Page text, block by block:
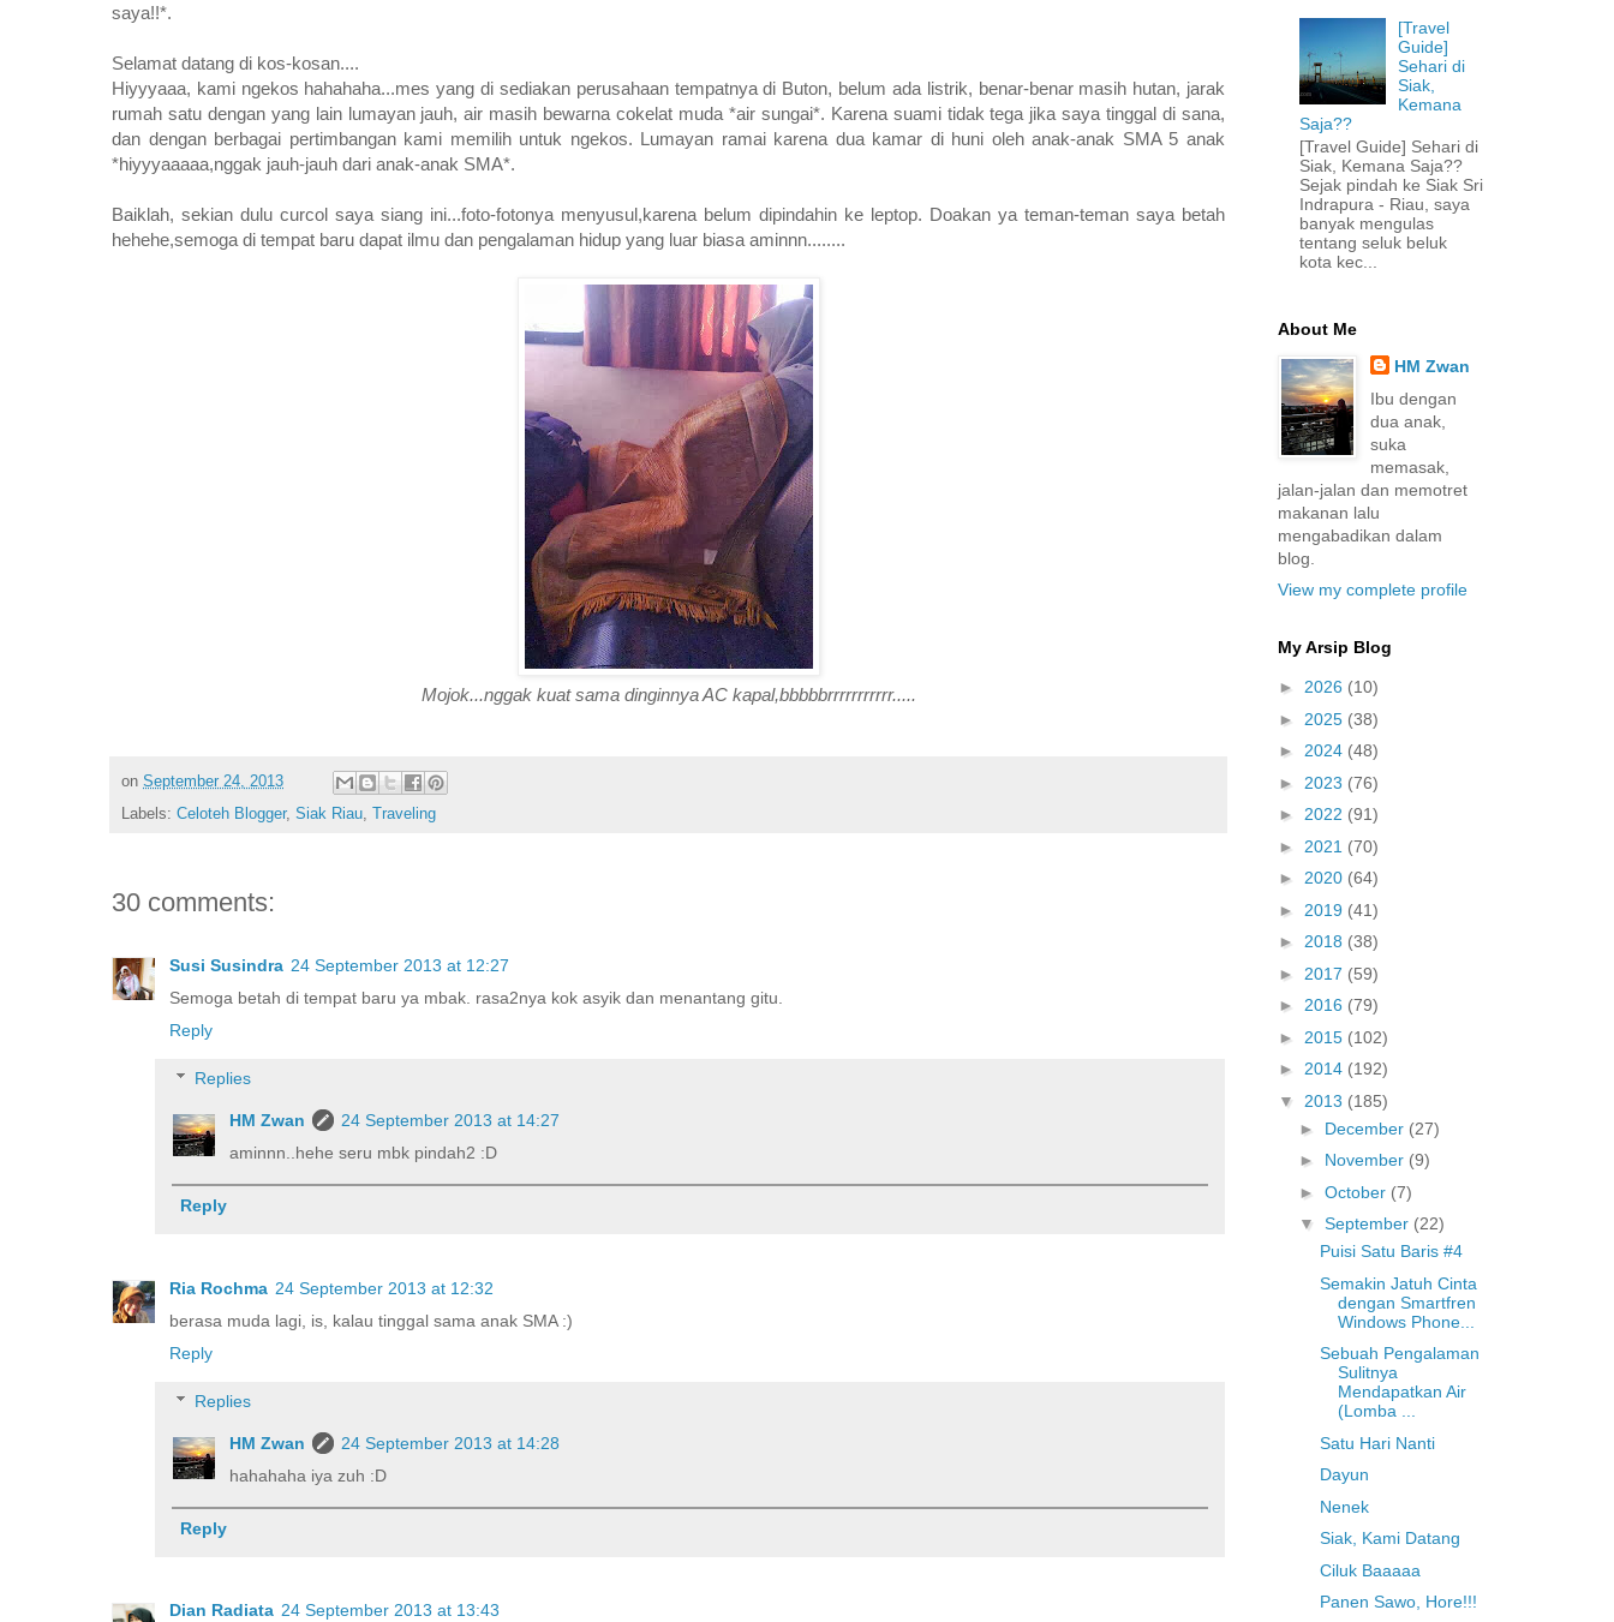
saya!!*.
Selamat datang di kos-kosan....
Hiyyyaaa, kami ngekos hahahaha...mes yang di sediakan perusahaan tempatnya di Buton, belum ada listrik, benar-benar masih hutan, jarak
rumah satu dengan yang lain lumayan jauh, air masih bewarna cokelat muda *air sungai*. Karena suami tidak tega jika saya tinggal di sana,
dan dengan berbagai pertimbangan kami memilih untuk ngekos. Lumayan ramai karena dua kamar di huni oleh anak-anak SMA 5 anak
*hiyyyaaaaa,nggak jauh-jauh dari anak-anak SMA*.
Baiklah, sekian dulu curcol saya siang ini...foto-fotonya menyusul,karena belum dipindahin ke leptop. Doakan ya teman-teman saya betah
hehehe,semoga di tempat baru dapat ilmu dan pengalaman hidup yang luar biasa aminnn........
Mojok...nggak kuat sama dinginnya AC kapal,bbbbbrrrrrrrrrrr.....
on September 24, 2013
Labels: Celoteh Blogger, Siak Riau Traveling
30 comments:
Susi Susindra 24 September 2013 at 12:27
Semoga betah di tempat baru ya mbak. rasa2nya kok asyik dan menantang gitu.
Reply
Replies
HM Zwan
24 September 2013 at 14:27
aminnn..hehe seru mbk pindah2 :D
Reply
Ria Rochma 24 September 2013 at 12:32
berasa muda lagi, is, kalau tinggal sama anak SMA :)
Reply
Replies
HM Zwan
24 September 2013 at 14:28
hahahaha iya zuh :D
Reply
Dian Radiata 24 September 2013 at 13:43
[Travel
Guide]
Sehari di
Siak,
Kemana
Saja??
[Travel Guide] Sehari di
Siak, Kemana Saja??
Sejak pindah ke Siak Sri
Indrapura - Riau, saya
banyak mengulas
tentang seluk beluk
kota kec...
About Me
HM Zwan
Ibu dengan
dua anak,
suka
memasak,
jalan-jalan dan memotret
makanan lalu
mengabadikan dalam
blog.
View my complete profile
My Arsip Blog
► 2026 (10)
► 2025 (38)
► 2024 (48)
► 2023 (76)
► 2022 (91)
► 2021 (70)
► 2020 (64)
► 2019 (41)
► 2018 (38)
► 2017 (59)
► 2016 (79)
► 2015 (102)
► 2014 (192)
▼ 2013 (185)
► December (27)
► November (9)
► October (7)
▼ September (22)
Puisi Satu Baris #4
Semakin Jatuh Cinta
dengan Smartfren
Windows Phone...
Sebuah Pengalaman
Sulitnya
Mendapatkan Air
(Lomba ...
Satu Hari Nanti
Dayun
Nenek
Siak, Kami Datang
Ciluk Baaaaa
Panen Sawo, Hore!!!